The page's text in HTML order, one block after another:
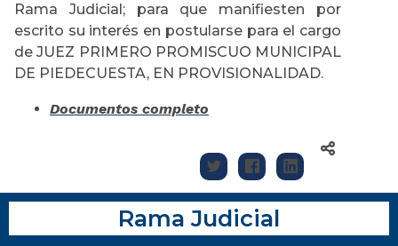
Rama Judicial; para que manifiesten por
escrito su interés en postularse para el cargo
de JUEZ PRIMERO PROMISCUO MUNICIPAL
DE PIEDECUESTA, EN PROVISIONALIDAD.
Documentos completo
Rama Judicial